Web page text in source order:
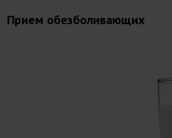
Прием обезболивающих